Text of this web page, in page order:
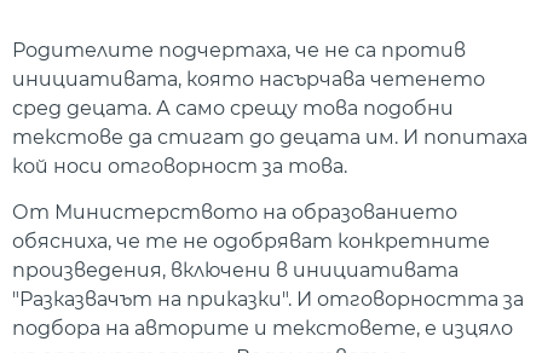
Родителите подчертаха, че не са против
инициативата, която насърчава четенето
сред децата. А само срещу това подобни
текстове да стигат до децата им. И попитаха
кой носи отговорност за това.
От Министерството на образованието
обясниха, че те не одобряват конкретните
произведения, включени в инициативата
"Разказвачът на приказки". И отговорността за
подбора на авторите и текстовете, е изцяло